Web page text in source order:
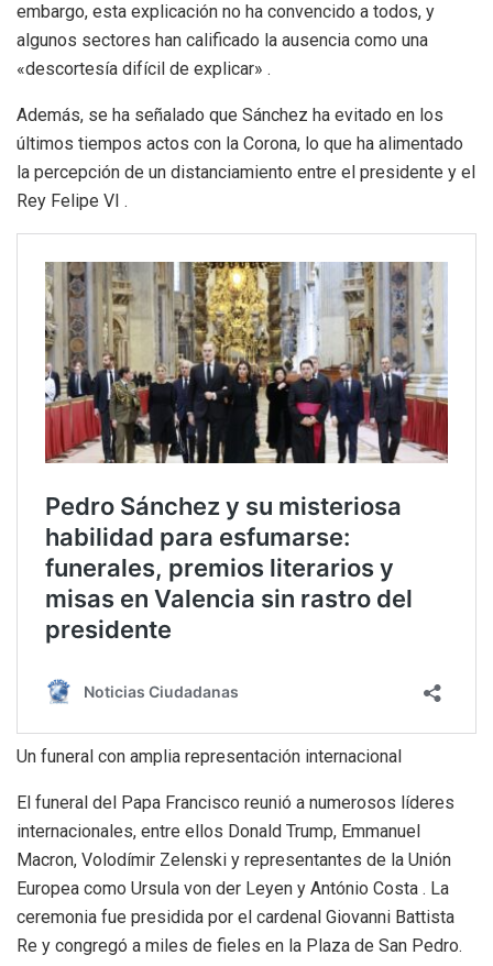
embargo, esta explicación no ha convencido a todos, y
algunos sectores han calificado la ausencia como una
«descortesía difícil de explicar» .
Además, se ha señalado que Sánchez ha evitado en los
últimos tiempos actos con la Corona, lo que ha alimentado
la percepción de un distanciamiento entre el presidente y el
Rey Felipe VI .
Un funeral con amplia representación internacional
El funeral del Papa Francisco reunió a numerosos líderes
internacionales, entre ellos Donald Trump, Emmanuel
Macron, Volodímir Zelenski y representantes de la Unión
Europea como Ursula von der Leyen y António Costa . La
ceremonia fue presidida por el cardenal Giovanni Battista
Re y congregó a miles de fieles en la Plaza de San Pedro.​